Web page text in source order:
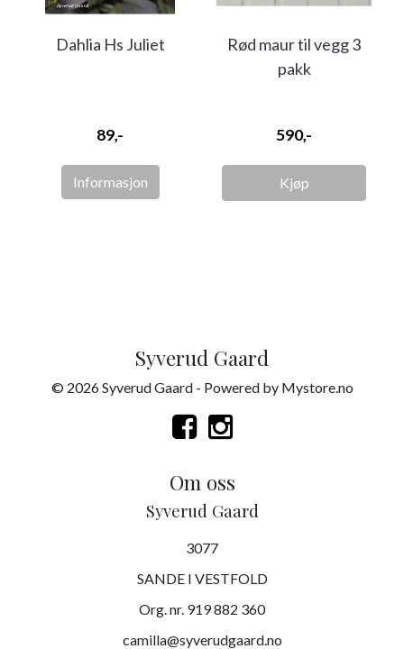
Dahlia Hs Juliet
89,-
Informasjon
Rød maur til vegg 3
pakk
590,-
Kjøp
Syverud Gaard
© 2026 Syverud Gaard - Powered by Mystore.no
Om oss
Syverud Gaard
3077
SANDE I VESTFOLD
Org. nr. 919 882 360
camilla@syverudgaard.no